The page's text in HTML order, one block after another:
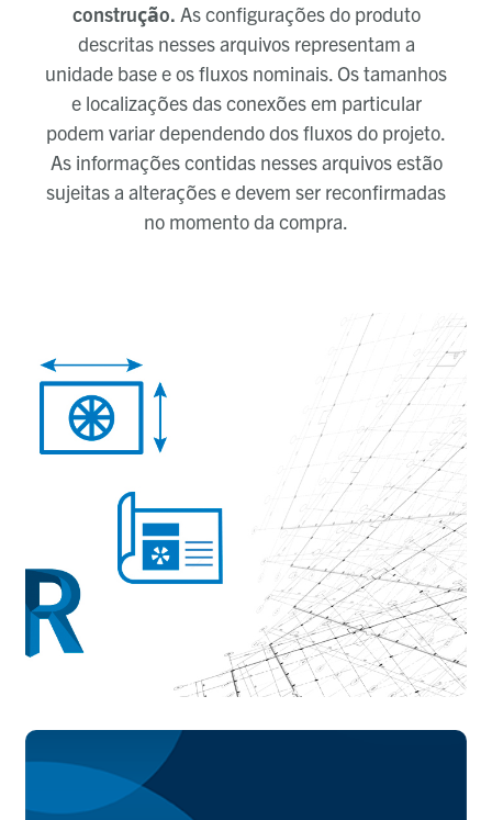
construção. As configurações do produto
descritas nesses arquivos representam a
unidade base e os fluxos nominais. Os tamanhos
e localizações das conexões em particular
podem variar dependendo dos fluxos do projeto.
As informações contidas nesses arquivos estão
sujeitas a alterações e devem ser reconfirmadas
no momento da compra.